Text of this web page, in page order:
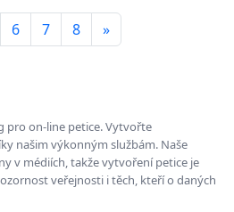
6 7 8 »
pro on-line petice. Vytvořte
našim výkonným službám. Naše
v médiích, takže vytvoření petice je
veřejnosti i těch, kteří o daných